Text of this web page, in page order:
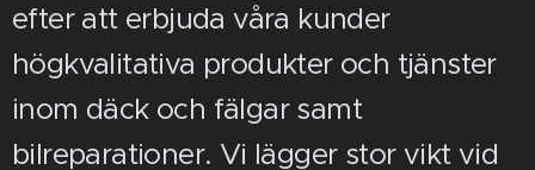
efter att erbjuda våra kunder
högkvalitativa produkter och tjänster
inom däck och fälgar samt
bilreparationer. Vi lägger stor vikt vid